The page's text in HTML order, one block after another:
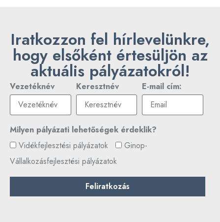
Iratkozzon fel hírlevelünkre,
hogy elsőként értesüljön az
aktuális pályázatokról!
Vezetéknév Keresztnév E-mail cím:
Milyen pályázati lehetőségek érdeklik?
Vidékfejlesztési pályázatok
Ginop-
Vállalkozásfejlesztési pályázatok